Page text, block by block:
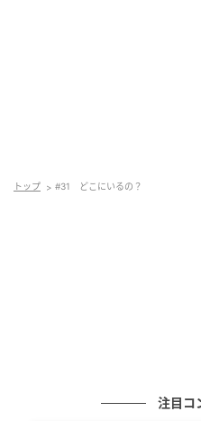
トップ #31 どこにいるの？
注目コ